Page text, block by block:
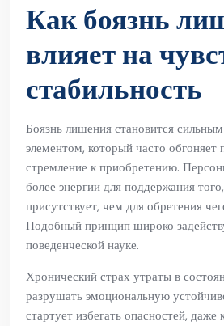
Как боязнь
влияет на
стабильность
Боязнь лишения становится
элементом, который часто обгоняет
стремление к приобретению.
более энергии для поддержания
присутствует, чем для обретения
Подобный принцип широко
поведенческой науке.
Хронический страх утраты в
разрушать эмоциональную
стартует избегать опасностей, даже